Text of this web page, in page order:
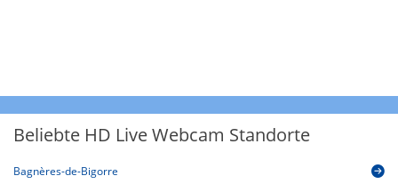
Beliebte HD Live Webcam Standorte
Bagnères-de-Bigorre